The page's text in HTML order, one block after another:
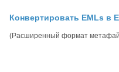
Конвертировать EMLs в
(Расширенный формат